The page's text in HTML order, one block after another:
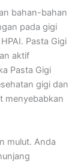
bahan-bahan
pada gigi
Pasta Gigi
aktif
Pasta Gigi
gigi dan
menyebabkan
mulut. Anda